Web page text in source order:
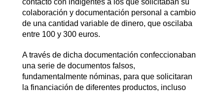
colaboración y documentación personal a cambio
de una cantidad variable de dinero, que oscilaba
entre 100 y 300 euros.
A través de dicha documentación confeccionaban
una serie de documentos falsos,
fundamentalmente nóminas, para que solicitaran
la financiación de diferentes productos, incluso